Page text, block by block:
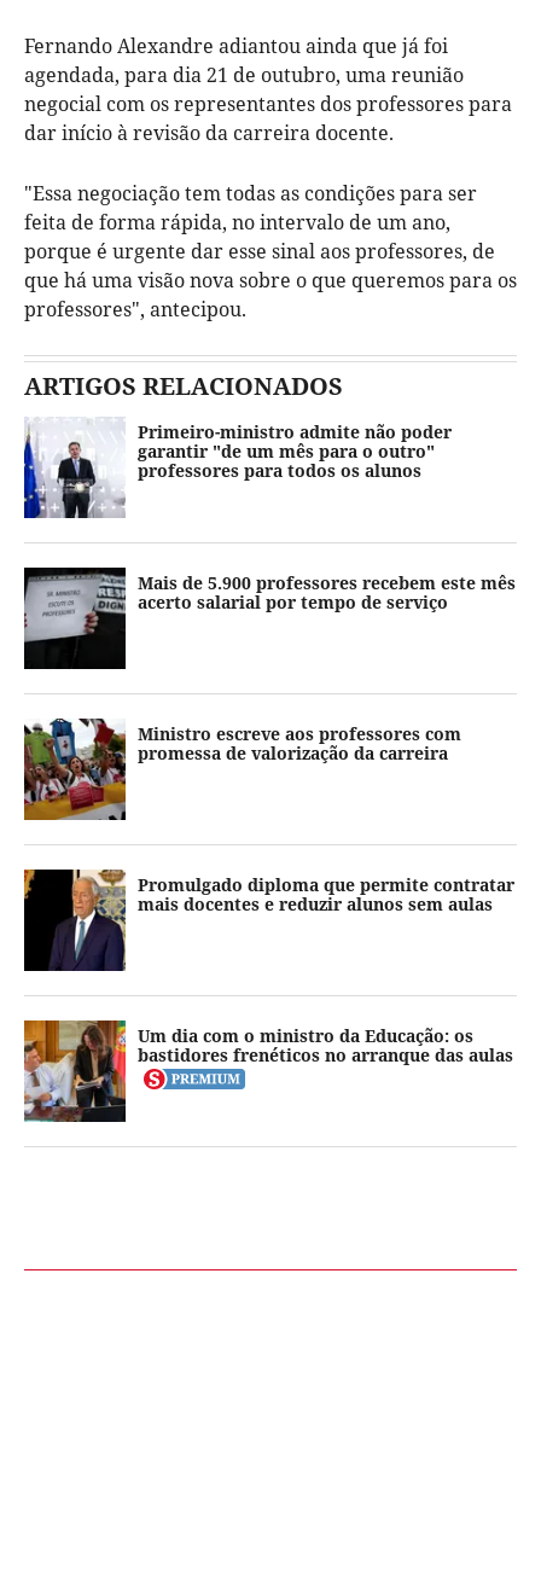
Fernando Alexandre adiantou ainda que já foi
agendada, para dia 21 de outubro, uma reunião
negocial com os representantes dos professores para
dar início à revisão da carreira docente.
"Essa negociação tem todas as condições para ser
feita de forma rápida, no intervalo de um ano,
porque é urgente dar esse sinal aos professores, de
que há uma visão nova sobre o que queremos para os
professores", antecipou.
ARTIGOS RELACIONADOS
Primeiro-ministro admite não poder
garantir "de um mês para o outro"
professores para todos os alunos
Mais de 5.900 professores recebem este mês
acerto salarial por tempo de serviço
Ministro escreve aos professores com
promessa de valorização da carreira
Promulgado diploma que permite contratar
mais docentes e reduzir alunos sem aulas
Um dia com o ministro da Educação: os
bastidores frenéticos no arranque das aulas